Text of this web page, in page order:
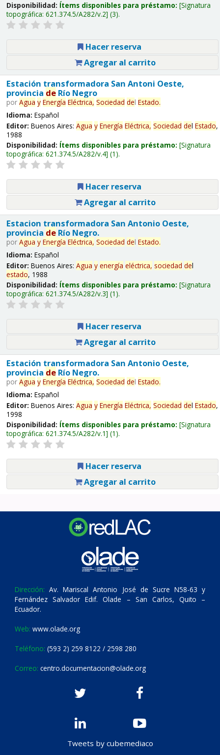
Disponibilidad: Ítems disponibles para préstamo: Signatura
topográfica: 621.374.5/A282/v.2 (3).
Hacer reserva
Agregar al carrito
Estación transformadora San Antoni Oeste,
provincia deRío Negro
por Agua y Energía Eléctrica, Sociedad del Estado.
Idioma: Español
Editor: Buenos Aires: Agua y Energía Eléctrica, Sociedad del Estado,
1988
Disponibilidad: Ítems disponibles para préstamo: Signatura
topográfica: 621.374.5/A282/v.4 (1).
Hacer reserva
Agregar al carrito
Estacion transformadora San Antonio Oeste,
provincia deRío Negro.
por Agua y Energía Eléctrica, Sociedad del Estado.
Idioma: Español
Editor: Buenos Aires: Agua y energía eléctrica, sociedad del
estado, 1988
Disponibilidad: Ítems disponibles para préstamo: Signatura
topográfica: 621.374.5/A282/v.3 (1).
Hacer reserva
Agregar al carrito
Estación transformadora San Antonio Oeste,
provincia deRío Negro.
por Agua y Energía Eléctrica, Sociedad del Estado.
Idioma: Español
Editor: Buenos Aires: Agua y Energía Eléctrica, Sociedad del Estado,
1998
Disponibilidad: Ítems disponibles para préstamo: Signatura
topográfica: 621.374.5/A282/v.1 (1).
Hacer reserva
Agregar al carrito
Dirección: Av. Mariscal Antonio José de Sucre N58-63 y
Fernández Salvador Edif. Olade – San Carlos, Quito –
Ecuador.
Web: www.olade.org
Teléfono: (593 2) 259 8122 / 2598 280
Correo: centro.documentacion@olade.org
Tweets by cubemediaco